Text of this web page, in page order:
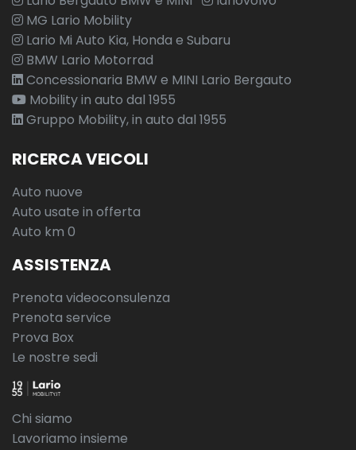
Sospensioni elicoidali
Specchietti ripieg. elettr., auto oscuranti, riscaldati e luci
avvicinam. (lato guida oscuram. aut.)
Specchietto retrovisore interno fotocromatico
Telecamera posteriore
Tenuta del freno
Terrain response 2
Tetto in tinta con la carrozzeria
Tetto standard
Touch screen ad alta risoluzione da 10
Touch screen ad alta risoluzione da 11.4
Trailer stability assist (tsa)
Vernice metallizzata santorini black
Vetri oscurati
MG Lario Mobility
Lario Mi Auto Kia, Honda e Subaru
BMW Lario Motorrad
Concessionaria BMW e MINI Lario Bergauto
Mobility in auto dal 1955
Gruppo Mobility, in auto dal 1955
RICERCA VEICOLI
Auto nuove
Auto usate in offerta
Auto km 0
ASSISTENZA
Prenota videoconsulenza
Prenota service
Prova Box
Le nostre sedi
Chi siamo
Lavoriamo insieme